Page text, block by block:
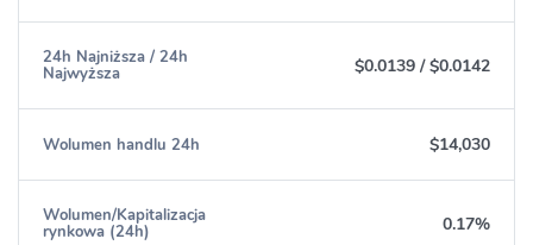
24h Najniższa / 24h
Najwyższa $0.0139 /$0.0142
Wolumen handlu 24h $14,030
Wolumen/Kapitalizacja
rynkowa (24h) 0.17%